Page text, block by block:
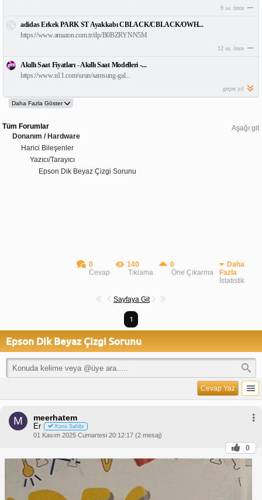
9 sa. önce
adidas Erkek PARK ST Ayakkabı CBLACK/CBLACK/OWH...
https://www.amazon.com.tr/dp/B0BZRYNN5M
12 sa. önce
Akıllı Saat Fiyatları - Akıllı Saat Modelleri -...
https://www.n11.com/urun/samsung-gal...
geçen yıl
Aşağı git
Tüm Forumlar
Donanım / Hardware
Harici Bileşenler
Yazıcı/Tarayıcı
Epson Dik Beyaz Çizgi Sorunu
0
Cevap
140
Tıklama
0
Öne Çıkarma
Daha
Fazla
İstatistik
Sayfaya Git
1
Epson Dik Beyaz Çizgi Sorunu
Cevap Yaz
M meerhatem
Er Konu Sahibi
01 Kasım 2025 Cumartesi 20:12:17 (2 mesaj)
0